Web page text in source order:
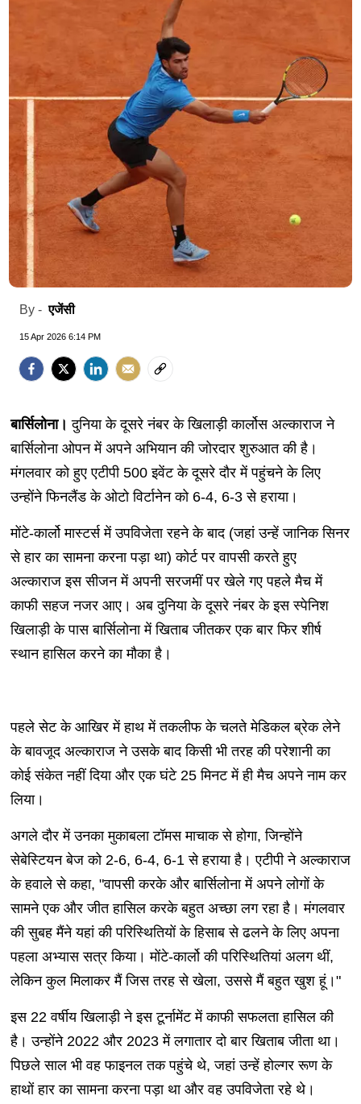
By -एजेंसी
15 Apr 2026 6:14 PM
बार्सिलोना।दुनिया के दूसरे नंबर के खिलाड़ी कार्लोस अल्काराज ने
बार्सिलोना ओपन में अपने अभियान की जोरदार शुरुआत की है।
मंगलवार को हुए एटीपी 500 इवेंट के दूसरे दौर में पहुंचने के लिए
उन्होंने फिनलैंड के ओटो विर्टानेन को 6-4, 6-3 से हराया।
मोंटे-कार्लो मास्टर्स में उपविजेता रहने के बाद (जहां उन्हें जानिक सिनर
से हार का सामना करना पड़ा था) कोर्ट पर वापसी करते हुए
अल्काराज इस सीजन में अपनी सरजमीं पर खेले गए पहले मैच में
काफी सहज नजर आए। अब दुनिया के दूसरे नंबर के इस स्पेनिश
खिलाड़ी के पास बार्सिलोना में खिताब जीतकर एक बार फिर शीर्ष
स्थान हासिल करने का मौका है।
पहले सेट के आखिर में हाथ में तकलीफ के चलते मेडिकल ब्रेक लेने
के बावजूद अल्काराज ने उसके बाद किसी भी तरह की परेशानी का
कोई संकेत नहीं दिया और एक घंटे 25 मिनट में ही मैच अपने नाम कर
लिया।
अगले दौर में उनका मुकाबला टॉमस माचाक से होगा, जिन्होंने
सेबेस्टियन बेज को 2-6, 6-4, 6-1 से हराया है। एटीपी ने अल्काराज
के हवाले से कहा, "वापसी करके और बार्सिलोना में अपने लोगों के
सामने एक और जीत हासिल करके बहुत अच्छा लग रहा है। मंगलवार
की सुबह मैंने यहां की परिस्थितियों के हिसाब से ढलने के लिए अपना
पहला अभ्यास सत्र किया। मोंटे-कार्लो की परिस्थितियां अलग थीं,
लेकिन कुल मिलाकर मैं जिस तरह से खेला, उससे मैं बहुत खुश हूं।"
इस 22 वर्षीय खिलाड़ी ने इस टूर्नामेंट में काफी सफलता हासिल की
है। उन्होंने 2022 और 2023 में लगातार दो बार खिताब जीता था।
पिछले साल भी वह फाइनल तक पहुंचे थे, जहां उन्हें होल्गर रूण के
हाथों हार का सामना करना पड़ा था और वह उपविजेता रहे थे।